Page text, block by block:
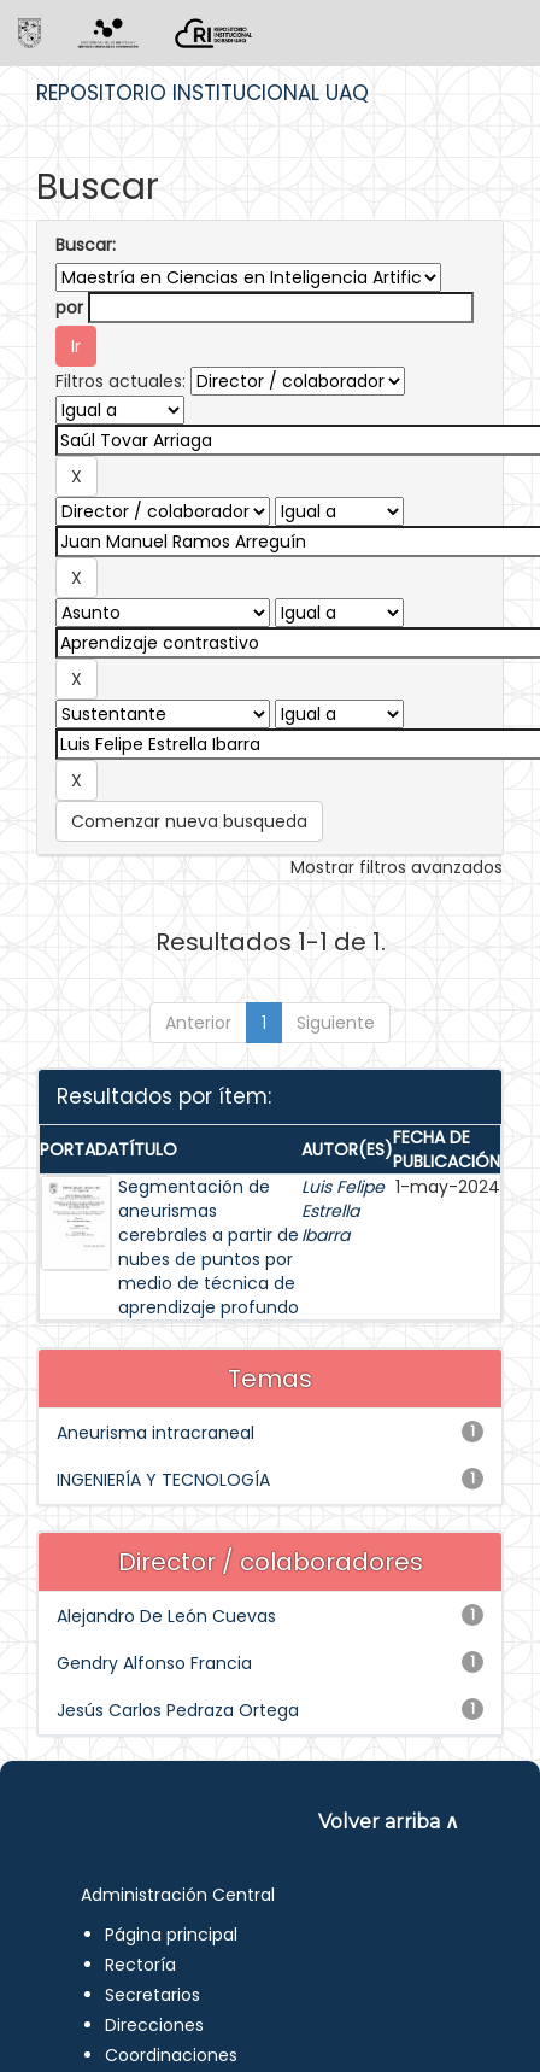
REPOSITORIO INSTITUCIONAL UAQ
Buscar
Buscar:
por
Filtros actuales:
Comenzar nueva busqueda
Mostrar filtros avanzados
Resultados 1-1 de 1.
Anterior 1 Siguiente
Resultados por ítem:
PORTADATÍTULO AUTOR(ES)FECHA DE
PUBLICACIÓN
Segmentación de
aneurismas
cerebrales a partir de
nubes de puntos por
medio de técnica de
aprendizaje profundo
Luis Felipe
Estrella
Ibarra
1-may-2024
Temas
1
Aneurisma intracraneal
1
INGENIERÍA Y TECNOLOGÍA
Director / colaboradores
1
Alejandro De León Cuevas
1
Gendry Alfonso Francia
1
Jesús Carlos Pedraza Ortega
Volver arriba ∧
Administración Central
Página principal
Rectoría
Secretarios
Direcciones
Coordinaciones